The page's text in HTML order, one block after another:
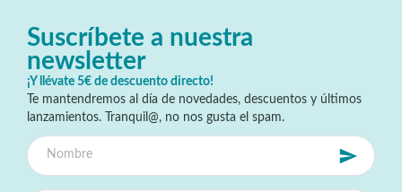
Suscríbete a nuestra
newsletter
¡Y llévate 5€ de descuento directo!
Te mantendremos al día de novedades, descuentos y últimos
lanzamientos. Tranquil@, no nos gusta el spam.